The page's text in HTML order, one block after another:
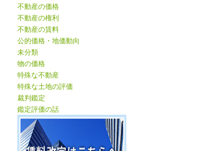
不動産の価格
不動産の権利
不動産の賃料
公的価格・地価動向
未分類
物の価格
特殊な不動産
特殊な土地の評価
裁判鑑定
鑑定評価の話